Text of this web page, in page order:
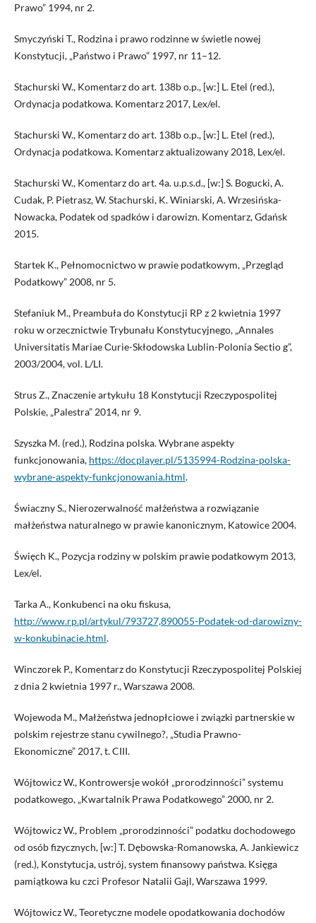
Prawo” 1994, nr 2.
Smyczyński T., Rodzina i prawo rodzinne w świetle nowej
Konstytucji, „Państwo i Prawo” 1997, nr 11–12.
Stachurski W., Komentarz do art. 138b o.p., [w:] L. Etel (red.),
Ordynacja podatkowa. Komentarz 2017, Lex/el.
Stachurski W., Komentarz do art. 138b o.p., [w:] L. Etel (red.),
Ordynacja podatkowa. Komentarz aktualizowany 2018, Lex/el.
Stachurski W., Komentarz do art. 4a. u.p.s.d., [w:] S. Bogucki, A.
Cudak, P. Pietrasz, W. Stachurski, K. Winiarski, A. Wrzesińska-
Nowacka, Podatek od spadków i darowizn. Komentarz, Gdańsk
2015.
Startek K., Pełnomocnictwo w prawie podatkowym, „Przegląd
Podatkowy” 2008, nr 5.
Stefaniuk M., Preambuła do Konstytucji RP z 2 kwietnia 1997
roku w orzecznictwie Trybunału Konstytucyjnego, „Annales
Universitatis Μariae Сurie-Skłodowska Lublin-Polonia Sectio g”,
2003/2004, vol. L/LI.
Strus Z., Znaczenie artykułu 18 Konstytucji Rzeczypospolitej
Polskie, „Palestra” 2014, nr 9.
Szyszka M. (red.), Rodzina polska. Wybrane aspekty
funkcjonowania, https://docplayer.pl/5135994-Rodzina-polska-
wybrane-aspekty-funkcjonowania.html.
Świaczny S., Nierozerwalność małżeństwa a rozwiązanie
małżeństwa naturalnego w prawie kanonicznym, Katowice 2004.
Święch K., Pozycja rodziny w polskim prawie podatkowym 2013,
Lex/el.
Tarka A., Konkubenci na oku fiskusa,
http://www.rp.pl/artykul/793727,890055-Podatek-od-darowizny-
w-konkubinacie.html.
Winczorek P., Komentarz do Konstytucji Rzeczypospolitej Polskiej
z dnia 2 kwietnia 1997 r., Warszawa 2008.
Wojewoda M., Małżeństwa jednopłciowe i związki partnerskie w
polskim rejestrze stanu cywilnego?, „Studia Prawno-
Ekonomiczne” 2017, t. CIII.
Wójtowicz W., Kontrowersje wokół „prorodzinności” systemu
podatkowego, „Kwartalnik Prawa Podatkowego” 2000, nr 2.
Wójtowicz W., Problem „prorodzinności” podatku dochodowego
od osób fizycznych, [w:] T. Dębowska-Romanowska, A. Jankiewicz
(red.), Konstytucja, ustrój, system finansowy państwa. Księga
pamiątkowa ku czci Profesor Natalii Gajl, Warszawa 1999.
Wójtowicz W., Teoretyczne modele opodatkowania dochodów